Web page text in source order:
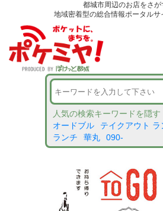
都城市周辺のお店をさが
地域密着型の総合情報ポータルサ
人気の検索キーワードを隠す
オードブル
テイクアウト ラ
ランチ
華丸 090-